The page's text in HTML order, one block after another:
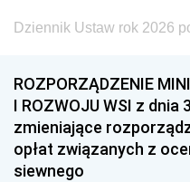
Dziennik Ustaw rok 2026
ROZPORZĄDZENIE
I ROZWOJU WSI z dnia
zmieniające
opłat związanych z
siewnego